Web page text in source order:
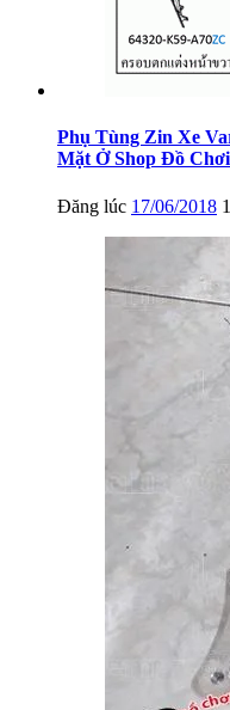
Phụ Tùng Zin Xe
Mặt Ở Shop Đồ
Đăng lúc 17/06/2018